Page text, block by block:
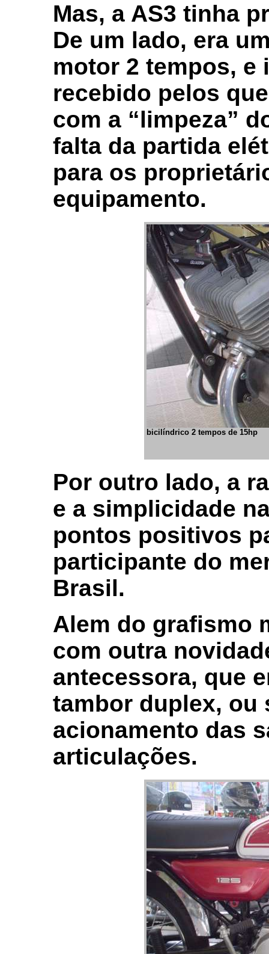
Mas, a AS3 tinha
De um lado, era
motor 2 tempos, e
recebido pelos
com a “limpeza”
falta da partida
para os
equipamento.
bicilíndrico 2 tempos de 15hp
Por outro lado, a
e a simplicidade
pontos positivos
participante do
Brasil.
Alem do grafismo
com outra
antecessora, que
tambor duplex, ou
acionamento das
articulações.